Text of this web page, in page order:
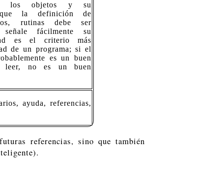
los objetos y su
la definición de
rutinas debe ser
fácilmente su
es el criterio más
de un programa; si el
es un buen
leer, no es un buen
ayuda, referencias,
referencias, sino que también